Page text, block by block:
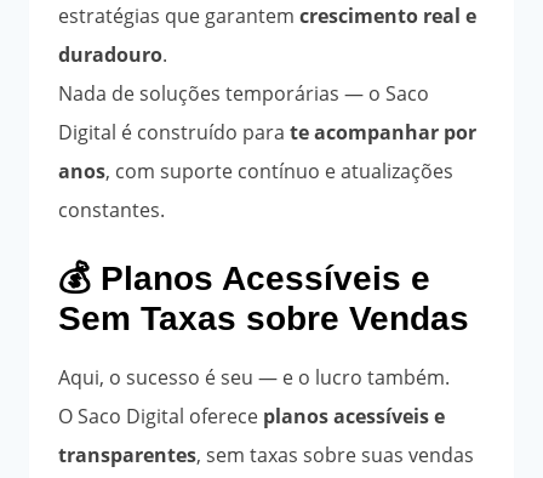
estratégias que garantem crescimento real e
duradouro.
Nada de soluções temporárias — o Saco
Digital é construído para te acompanhar por
anos, com suporte contínuo e atualizações
constantes.
💰 Planos Acessíveis e
Sem Taxas sobre Vendas
Aqui, o sucesso é seu — e o lucro também.
O Saco Digital oferece planos acessíveis e
transparentes, sem taxas sobre suas vendas